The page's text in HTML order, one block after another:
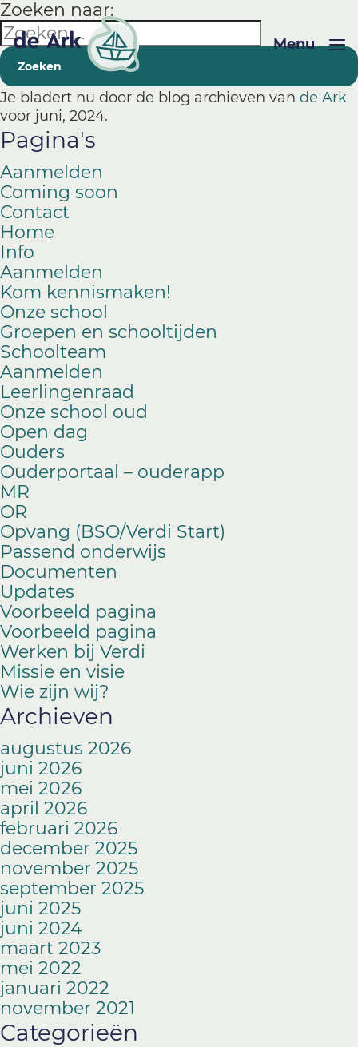
Menu
Zoeken naar:
Je bladert nu door de blog archieven van de Ark
voor juni, 2024.
Pagina's
Aanmelden
Coming soon
Contact
Home
Info
Aanmelden
Kom kennismaken!
Onze school
Groepen en schooltijden
Schoolteam
Aanmelden
Leerlingenraad
Onze school oud
Open dag
Ouders
Ouderportaal – ouderapp
MR
OR
Opvang (BSO/Verdi Start)
Passend onderwijs
Documenten
Updates
Voorbeeld pagina
Voorbeeld pagina
Werken bij Verdi
Missie en visie
Wie zijn wij?
Archieven
augustus 2026
juni 2026
mei 2026
april 2026
februari 2026
december 2025
november 2025
september 2025
juni 2025
juni 2024
maart 2023
mei 2022
januari 2022
november 2021
Categorieën